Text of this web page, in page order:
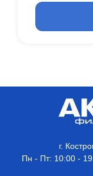
г.
Пн - Пт: 10:00 -